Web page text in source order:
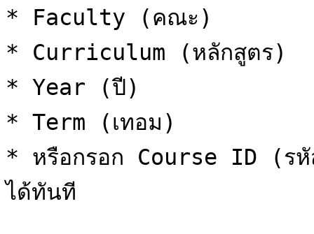
* Faculty (คณะ)
* Curriculum (หลักสูตร)
* Year (ปี)
* Term (เทอม)
* หรือกรอก Course ID (รหั
ได้ทันที